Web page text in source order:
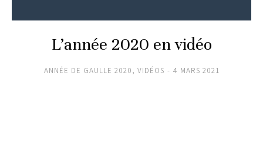
L’année 2020 en vidéo
ANNÉE DE GAULLE 2020, VIDÉOS 4 MARS 2021